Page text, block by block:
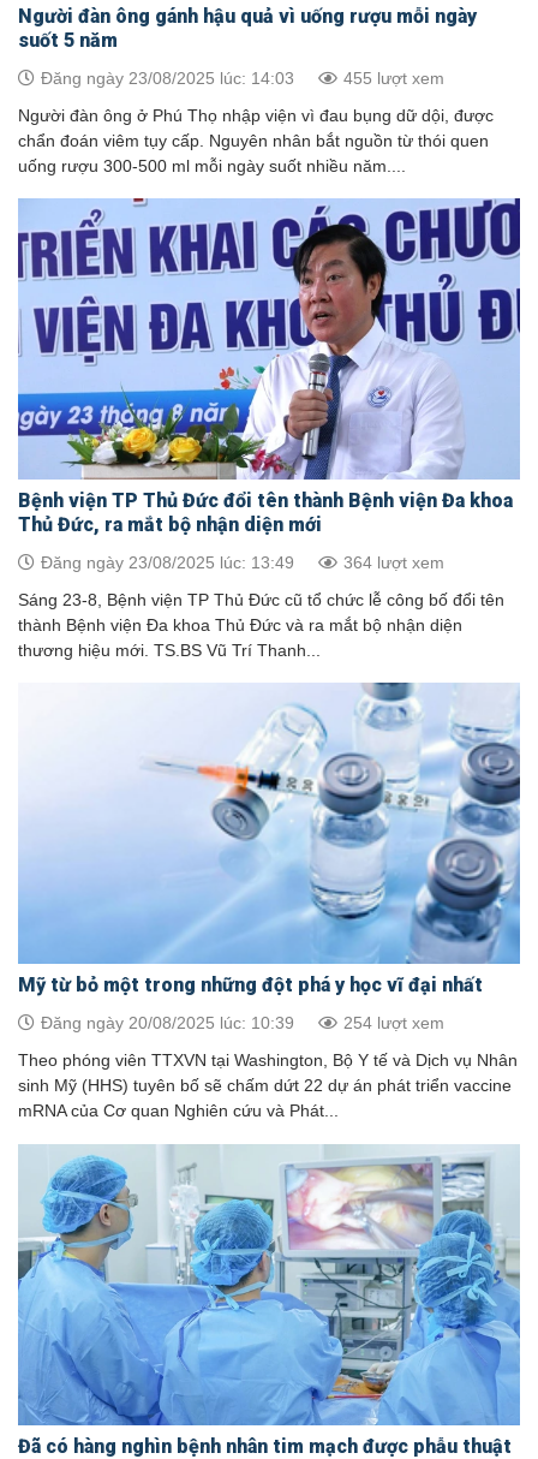
Người đàn ông gánh hậu quả vì uống rượu mỗi ngày
suốt 5 năm
Đăng ngày 23/08/2025 lúc: 14:03 455 lượt xem
Người đàn ông ở Phú Thọ nhập viện vì đau bụng dữ dội, được
chẩn đoán viêm tụy cấp. Nguyên nhân bắt nguồn từ thói quen
uống rượu 300-500 ml mỗi ngày suốt nhiều năm....
Bệnh viện TP Thủ Đức đổi tên thành Bệnh viện Đa khoa
Thủ Đức, ra mắt bộ nhận diện mới
Đăng ngày 23/08/2025 lúc: 13:49 364 lượt xem
Sáng 23-8, Bệnh viện TP Thủ Đức cũ tổ chức lễ công bố đổi tên
thành Bệnh viện Đa khoa Thủ Đức và ra mắt bộ nhận diện
thương hiệu mới. TS.BS Vũ Trí Thanh...
Mỹ từ bỏ một trong những đột phá y học vĩ đại nhất
Đăng ngày 20/08/2025 lúc: 10:39 254 lượt xem
Theo phóng viên TTXVN tại Washington, Bộ Y tế và Dịch vụ Nhân
sinh Mỹ (HHS) tuyên bố sẽ chấm dứt 22 dự án phát triển vaccine
mRNA của Cơ quan Nghiên cứu và Phát...
Đã có hàng nghìn bệnh nhân tim mạch được phẫu thuật